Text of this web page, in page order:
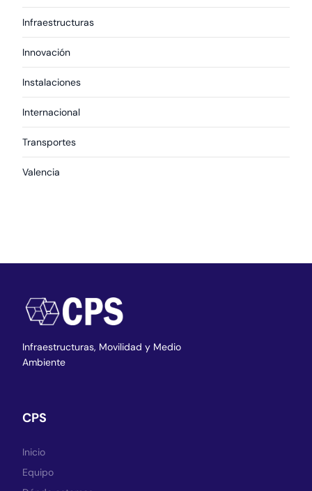
Infraestructuras
Innovación
Instalaciones
Internacional
Transportes
Valencia
Infraestructuras, Movilidad y Medio
Ambiente
CPS
Inicio
Equipo